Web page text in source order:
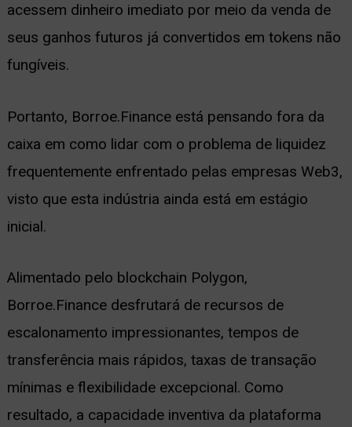
acessem dinheiro imediato por meio da venda de
seus ganhos futuros já convertidos em tokens não
fungíveis.
Portanto, Borroe.Finance está pensando fora da
caixa em como lidar com o problema de liquidez
frequentemente enfrentado pelas empresas Web3,
visto que esta indústria ainda está em estágio
inicial.
Alimentado pelo blockchain Polygon,
Borroe.Finance desfrutará de recursos de
escalonamento impressionantes, tempos de
transferência mais rápidos, taxas de transação
mínimas e flexibilidade excepcional. Como
resultado, a capacidade inventiva da plataforma